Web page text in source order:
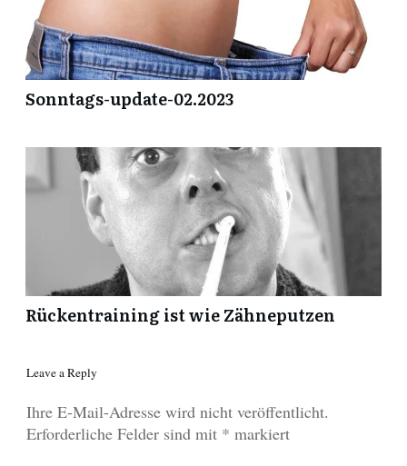
Sonntags-update-02.2023
Rückentraining ist wie Zähneputzen
Leave a Reply
Ihre E-Mail-Adresse wird nicht veröffentlicht.
Erforderliche Felder sind mit * markiert